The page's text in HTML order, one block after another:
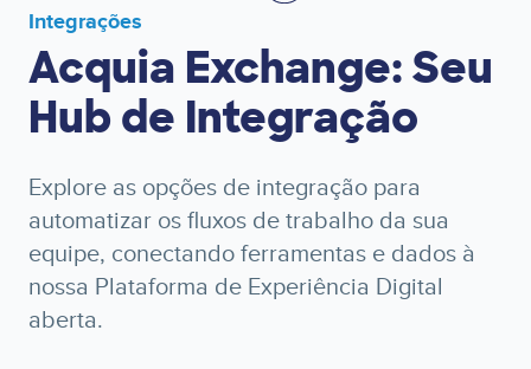
Integrações
Acquia Exchange: Seu
Hub de Integração
Explore as opções de integração para
automatizar os fluxos de trabalho da sua
equipe, conectando ferramentas e dados à
nossa Plataforma de Experiência Digital
aberta.